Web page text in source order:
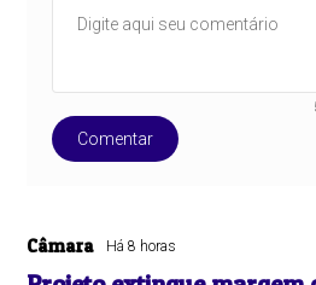
Comentar
Câmara Há 8 horas